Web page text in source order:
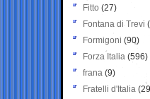
Fitto (27)
Fontana di Trevi
Formigoni (90)
Forza Italia (596)
frana (9)
Fratelli d'Italia